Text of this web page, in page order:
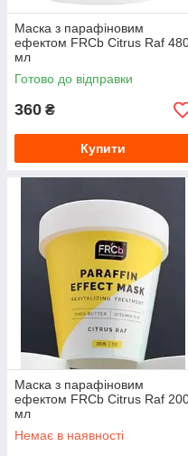
Маска з парафіновим
ефектом FRCb Citrus Raf
мл
Готово до відправки
360 ₴
Купити
Маска з парафіновим
ефектом FRCb Citrus Raf
мл
Немає в наявності